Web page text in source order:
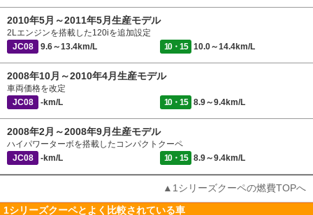
2010年5月～2011年5月生産モデル
2Lエンジンを搭載した120iを追加設定
JC08
9.6～13.4km/L 10・15 10.0～14.4km/L
2008年10月～2010年4月生産モデル
車両価格を改定
JC08
-km/L 10・15 8.9～9.4km/L
2008年2月～2008年9月生産モデル
ハイパワーターボを搭載したコンパクトクーペ
JC08
-km/L 10・15 8.9～9.4km/L
▲1シリーズクーペの燃費TOPへ
1シリーズクーペとよく比較されている車